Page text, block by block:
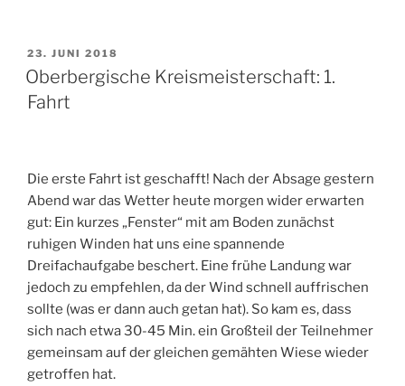
VERÖFFENTLICHT
AM
23. JUNI 2018
Oberbergische Kreismeisterschaft: 1.
Fahrt
Die erste Fahrt ist geschafft! Nach der Absage gestern
Abend war das Wetter heute morgen wider erwarten
gut: Ein kurzes „Fenster“ mit am Boden zunächst
ruhigen Winden hat uns eine spannende
Dreifachaufgabe beschert. Eine frühe Landung war
jedoch zu empfehlen, da der Wind schnell auffrischen
sollte (was er dann auch getan hat). So kam es, dass
sich nach etwa 30-45 Min. ein Großteil der Teilnehmer
gemeinsam auf der gleichen gemähten Wiese wieder
getroffen hat.